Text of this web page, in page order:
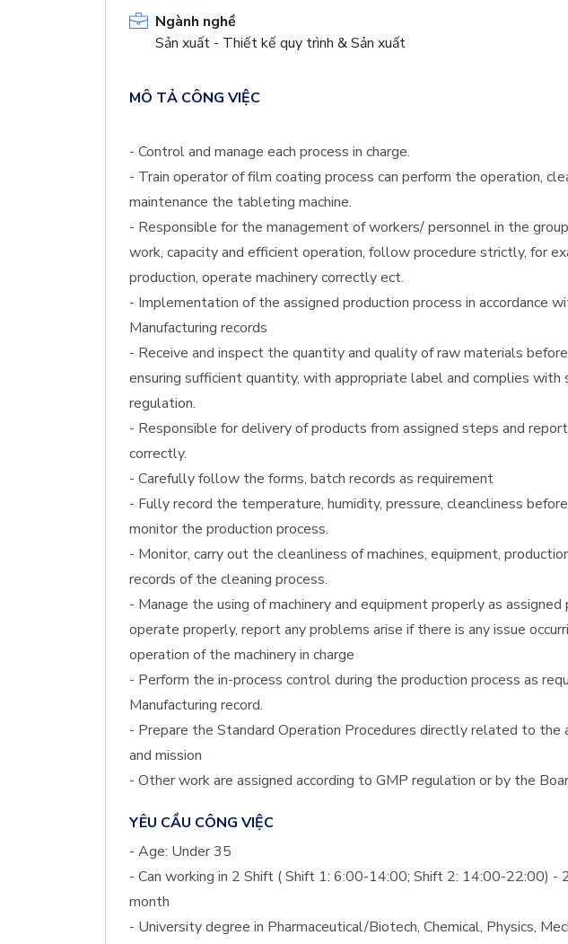
Ngành nghề
Sản xuất - Thiết kế quy trình & Sản xuất
MÔ TẢ CÔNG VIỆC
- Control and manage each process in charge.
- Train operator of film coating process can perform the operation,
maintenance the tableting machine.
- Responsible for the management of workers/ personnel in the
work, capacity and efficient operation, follow procedure strictly, for
production, operate machinery correctly ect.
- Implementation of the assigned production process in accordance
Manufacturing records
- Receive and inspect the quantity and quality of raw materials
ensuring sufficient quantity, with appropriate label and complies with
regulation.
- Responsible for delivery of products from assigned steps and
correctly.
- Carefully follow the forms, batch records as requirement
- Fully record the temperature, humidity, pressure, cleancliness
monitor the production process.
- Monitor, carry out the cleanliness of machines, equipment,
records of the cleaning process.
- Manage the using of machinery and equipment properly as assigned
operate properly, report any problems arise if there is any issue
operation of the machinery in charge
- Perform the in-process control during the production process as
Manufacturing record.
- Prepare the Standard Operation Procedures directly related to the
and mission
- Other work are assigned according to GMP regulation or by the
YÊU CẦU CÔNG VIỆC
- Age: Under 35
- Can working in 2 Shift ( Shift 1: 6:00-14:00; Shift 2: 14:00-22:00) -
month
- University degree in Pharmaceutical/Biotech, Chemical, Physics,